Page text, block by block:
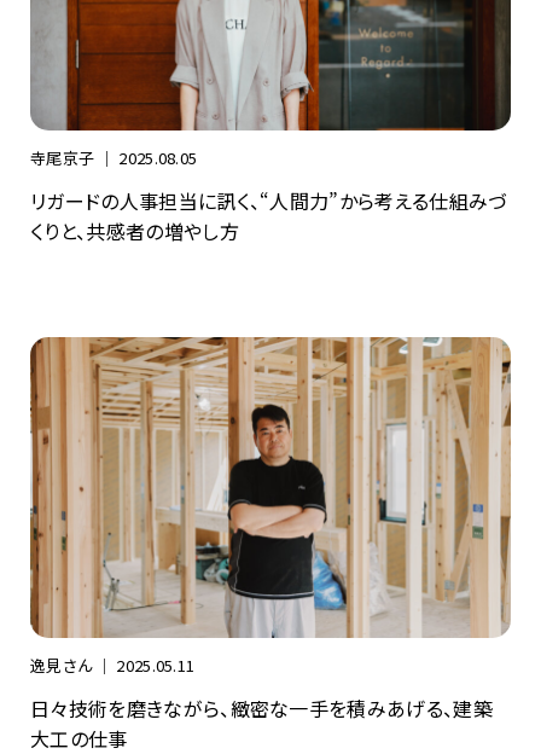
寺尾京子 ｜ 2025.08.05
リガードの人事担当に訊く、“人間力”から考える仕組みづ
くりと、共感者の増やし方
逸見さん ｜ 2025.05.11
日々技術を磨きながら、緻密な一手を積みあげる、建築
大工の仕事